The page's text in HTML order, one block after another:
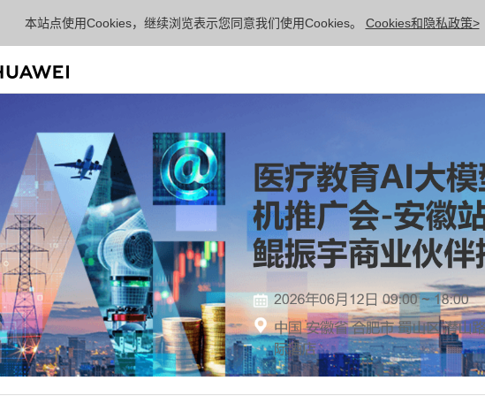
本站点使用Cookies，继续浏览表示您同意我们使用Cookies。 Cookies和隐私政策>